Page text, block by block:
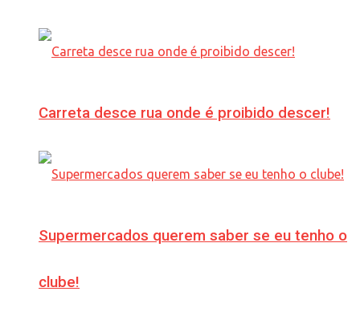
Carreta desce rua onde é proibido descer!
Supermercados querem saber se eu tenho o
clube!